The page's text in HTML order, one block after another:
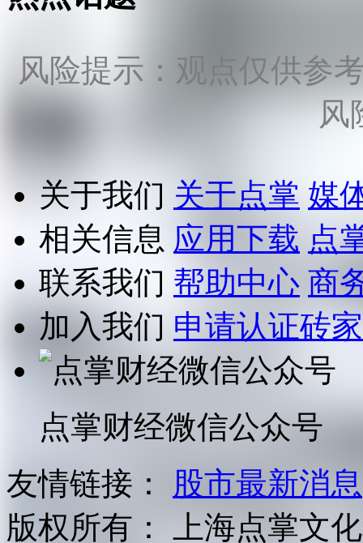
风险提示：观点仅供参
风
关于我们 关于点掌 媒
相关信息 应用下载 点
联系我们 帮助中心 商
加入我们 申请认证砖家
点掌财经微信公众号
友情链接：
股市最新消息
版权所有：
上海点掌文